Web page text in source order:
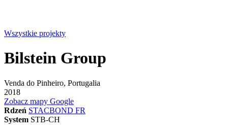
Wszystkie projekty
Bilstein Group
Venda do Pinheiro, Portugalia
2018
Zobacz mapy Google
Rdzeń STACBOND FR
System STB-CH